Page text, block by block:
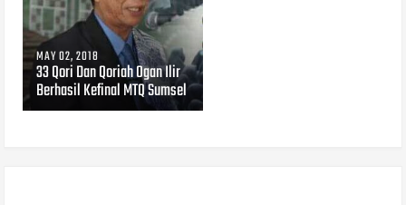
MAY 02, 2018
33 Qori Dan Qoriah Ogan Ilir
Berhasil Kefinal MTQ Sumsel